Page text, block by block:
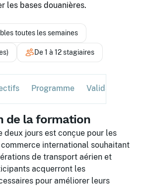
les bases douanières.
toutes les semaines
De 1 à 12 stagiaires
Programme Validation
de la formation
deux jours est conçue pour les
international souhaitant
de transport aérien et
acquerront les
pour améliorer leurs